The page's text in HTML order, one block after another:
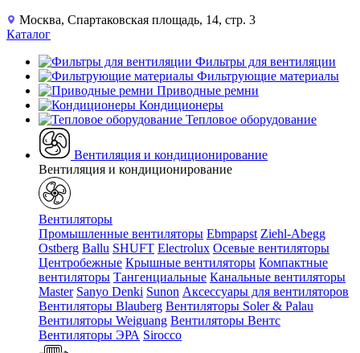
Москва, Спартаковская площадь, 14, стр. 3
Каталог
Фильтры для вентиляции
Фильтрующие материалы
Приводные ремни
Кондиционеры
Тепловое оборудование
Вентиляция и кондиционирование
Вентиляция и кондиционирование
Вентиляторы
Промышленные вентиляторы Ebmpapst Ziehl-Abegg
Ostberg Ballu SHUFT Electrolux Осевые вентиляторы
Центробежные Крышные вентиляторы Компактные
вентиляторы Тангенциальные Канальные вентиляторы
Master Sanyo Denki Sunon Аксессуары для вентиляторов
Вентиляторы Blauberg Вентиляторы Soler & Palau
Вентиляторы Weiguang Вентиляторы Вентс
Вентиляторы ЭРА Sirocco